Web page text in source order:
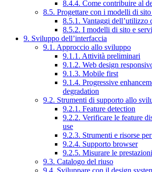
8.4.4. Come contribuire al
8.5. Progettare con i modelli di
8.5.1. Vantaggi dell’utilizzo
8.5.2. I modelli di sito e
9. Sviluppo dell’interfaccia
9.1. Approccio allo sviluppo
9.1.1. Attività preliminari
9.1.2. Web design
9.1.3. Mobile first
9.1.4. Progressive
degradation
9.2. Strumenti di supporto allo
9.2.1. Feature detection
9.2.2. Verificare le feature
use
9.2.3. Strumenti e risorse
9.2.4. Supporto browser
9.2.5. Misurare le prestazioni
9.3. Catalogo del riuso
9.4. Sviluppare con il design